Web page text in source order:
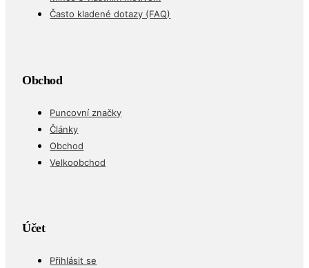
Často kladené dotazy (FAQ)
Obchod
Puncovní značky
Články
Obchod
Velkoobchod
Účet
Přihlásit se